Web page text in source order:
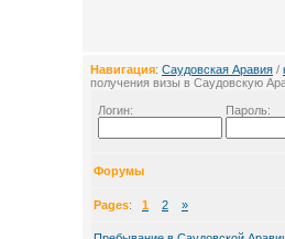
Навигация: Саудовская Аравия /
получения визы в Саудовскую
Логин: Пароль:
Форумы
Pages: 1 2 »